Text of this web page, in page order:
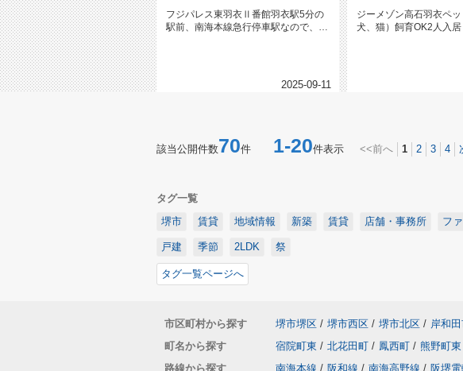
フジパレス東羽衣Ⅱ番館羽衣駅5分の
駅前、南海本線急行停車駅なので、な
2025-09-11
ジーメゾン高石羽衣ペ
犬、猫）飼育OK2人入
該当公開件数70件 1-20件表示 <<前へ 1 2 3 4
タグ一覧
堺市
賃貸 地域情報 新築 賃貸 店舗・事務所 フ
戸建 季節 2LDK 祭
タグ一覧ページへ
市区町村から探す 堺市堺区 / 堺市西区 / 堺市北区 / 岸和
町名から探す
宿院町東 / 北花田町 / 鳳西町 / 熊野町東
路線から探す
南海本線 / 阪和線 / 南海高野線 / 阪堺